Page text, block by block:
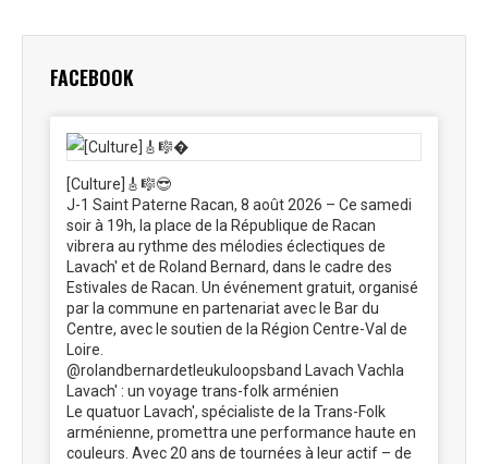
FACEBOOK
[Culture]🎸🎼😎
J-1 Saint Paterne Racan, 8 août 2026 – Ce samedi
soir à 19h, la place de la République de Racan
vibrera au rythme des mélodies éclectiques de
Lavach' et de Roland Bernard, dans le cadre des
Estivales de Racan. Un événement gratuit, organisé
par la commune en partenariat avec le Bar du
Centre, avec le soutien de la Région Centre-Val de
Loire.
@rolandbernardetleukuloopsband Lavach Vachla
Lavach' : un voyage trans-folk arménien
Le quatuor Lavach', spécialiste de la Trans-Folk
arménienne, promettra une performance haute en
couleurs. Avec 20 ans de tournées à leur actif – de